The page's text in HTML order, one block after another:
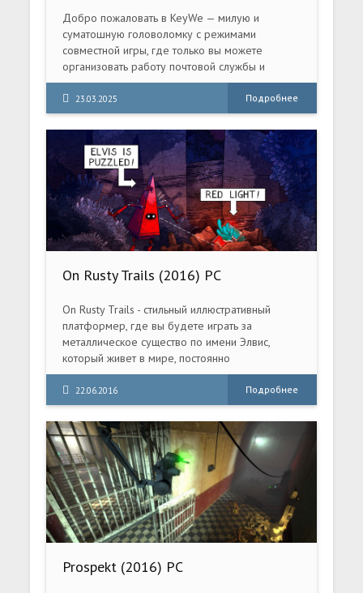
Добро пожаловать в KeyWe — милую и
суматошную головоломку с режимами
совместной игры, где только вы можете
организовать работу почтовой службы и
доставить письма во что бы то ни стало!
23.03.2025 Подробнее
On Rusty Trails (2016) PC
On Rusty Trails - стильный иллюстративный
платформер, где вы будете играть за
металлическое существо по имени Элвис,
который живет в мире, постоянно
реагирующем на изменение его идентичности!
22.06.2016 Подробнее
Prospekt (2016) PC